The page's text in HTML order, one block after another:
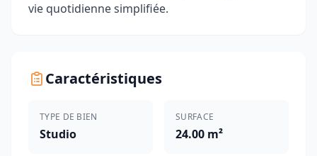
vie quotidienne simplifiée.
Caractéristiques
TYPE DE BIEN
Studio
SURFACE
24.00 m²